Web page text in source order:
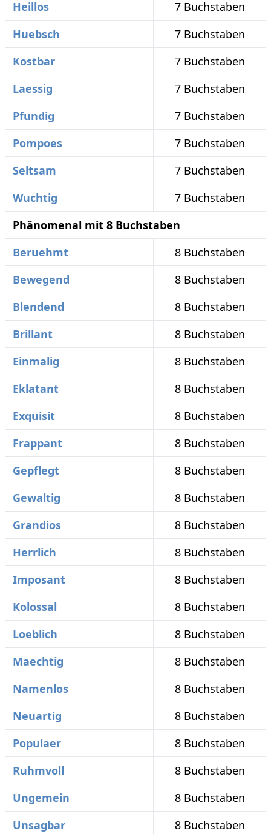
Heillos
7 Buchstaben
Huebsch
7 Buchstaben
Kostbar
7 Buchstaben
Laessig
7 Buchstaben
Pfundig
7 Buchstaben
Pompoes
7 Buchstaben
Seltsam
7 Buchstaben
Wuchtig
7 Buchstaben
Phänomenal mit 8 Buchstaben
Beruehmt
8 Buchstaben
Bewegend
8 Buchstaben
Blendend
8 Buchstaben
Brillant
8 Buchstaben
Einmalig
8 Buchstaben
Eklatant
8 Buchstaben
Exquisit
8 Buchstaben
Frappant
8 Buchstaben
Gepflegt
8 Buchstaben
Gewaltig
8 Buchstaben
Grandios
8 Buchstaben
Herrlich
8 Buchstaben
Imposant
8 Buchstaben
Kolossal
8 Buchstaben
Loeblich
8 Buchstaben
Maechtig
8 Buchstaben
Namenlos
8 Buchstaben
Neuartig
8 Buchstaben
Populaer
8 Buchstaben
Ruhmvoll
8 Buchstaben
Ungemein
8 Buchstaben
Unsagbar
8 Buchstaben